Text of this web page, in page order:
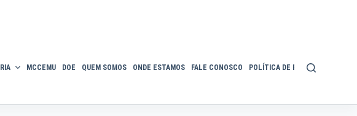
MCCEMU DOE QUEM SOMOS ONDE ESTAMOS FALE CONOSCO POLÍTICA DE PRIVACIDADE